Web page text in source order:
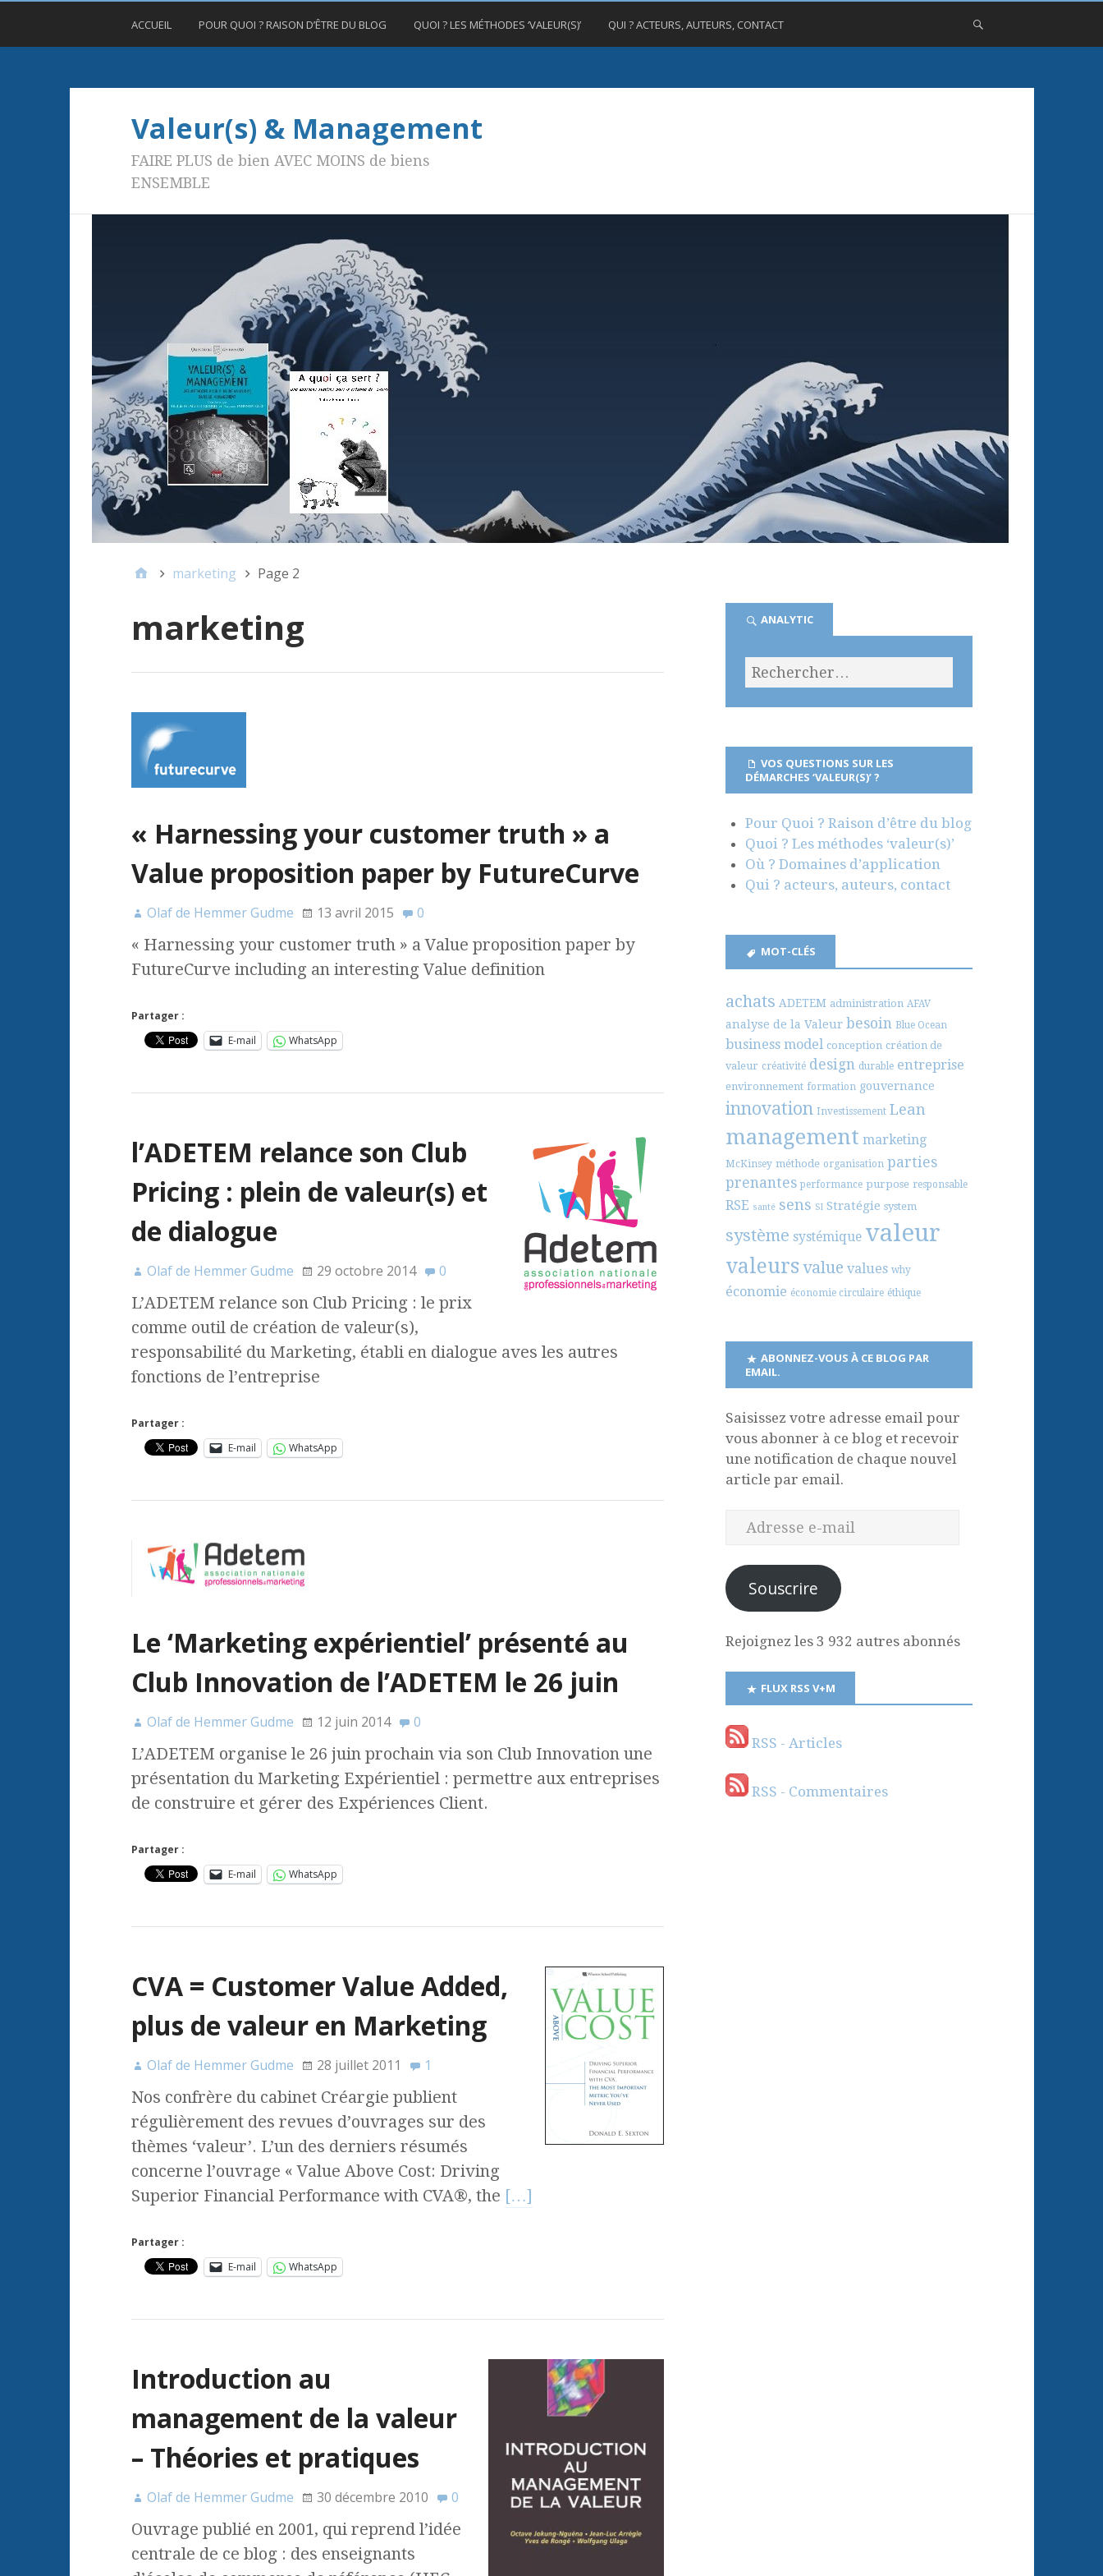
ACCUEIL POUR QUOI ? RAISON D’ÊTRE DU BLOG QUOI ? LES MÉTHODES ‘VALEUR(S)’ QUI ? ACTEURS, AUTEURS, CONTACT
Valeur(s) & Management
FAIRE PLUS de bien AVEC MOINS de biens
ENSEMBLE
marketing Page 2
marketing
« Harnessing your customer truth » a
Value proposition paper by FutureCurve
Olaf de Hemmer Gudme 13 avril 2015 0
« Harnessing your customer truth » a Value proposition paper by
FutureCurve including an interesting Value definition
Partager :
E-mail
WhatsApp
l’ADETEM relance son Club
Pricing : plein de valeur(s) et
de dialogue
Olaf de Hemmer Gudme 29 octobre 2014 0
L’ADETEM relance son Club Pricing : le prix
comme outil de création de valeur(s),
responsabilité du Marketing, établi en dialogue aves les autres
fonctions de l’entreprise
Partager :
E-mail
WhatsApp
Le ‘Marketing expérientiel’ présenté au
Club Innovation de l’ADETEM le 26 juin
Olaf de Hemmer Gudme 12 juin 2014 0
L’ADETEM organise le 26 juin prochain via son Club Innovation une
présentation du Marketing Expérientiel : permettre aux entreprises
de construire et gérer des Expériences Client.
Partager :
E-mail
WhatsApp
CVA = Customer Value Added,
plus de valeur en Marketing
Olaf de Hemmer Gudme 28 juillet 2011 1
Nos confrère du cabinet Créargie publient
régulièrement des revues d’ouvrages sur des
thèmes ‘valeur’. L’un des derniers résumés
concerne l’ouvrage « Value Above Cost: Driving
Superior Financial Performance with CVA®, the […]
Partager :
E-mail
WhatsApp
Introduction au
management de la valeur
– Théories et pratiques
Olaf de Hemmer Gudme 30 décembre 2010 0
Ouvrage publié en 2001, qui reprend l’idée
centrale de ce blog : des enseignants
ANALYTIC
VOS QUESTIONS SUR LES
DÉMARCHES ‘VALEUR(S)’ ?
Pour Quoi ? Raison d’être du blog
Quoi ? Les méthodes ‘valeur(s)’
Où ? Domaines d’application
Qui ? acteurs, auteurs, contact
MOT-CLÉS
achats ADETEM administration AFAV
analyse de la Valeur besoin Blue Ocean
business model conception création de
valeur créativité design durable entreprise
environnement formation gouvernance
innovation Investissement Lean
management marketing
McKinsey méthode organisation parties
prenantes performance purpose responsable
RSE santé sens SI Stratégie system
système systémique valeur
valeursvalue values why
économie économie circulaire éthique
ABONNEZ-VOUS À CE BLOG PAR
EMAIL.
Saisissez votre adresse email pour
vous abonner à ce blog et recevoir
une notification de chaque nouvel
article par email.
Souscrire
Rejoignez les 3 932 autres abonnés
FLUX RSS V+M
RSS - Articles
RSS - Commentaires